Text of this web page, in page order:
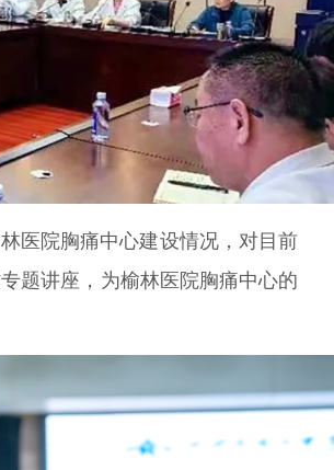
院胸痛中心建设情况，对目前
题讲座，为榆林医院胸痛中心的